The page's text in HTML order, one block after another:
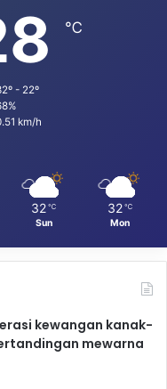
℃
- 22º
km/h
32 ℃
Sun
32 ℃
Mon
kewangan kanak-
mewarna